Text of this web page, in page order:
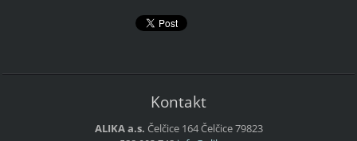
Kontakt
ALIKA a.s. Čelčice 164Čelčice79823